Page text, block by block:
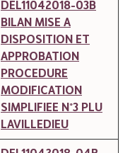
DEL11042018-03B
BILAN MISE A
DISPOSITION ET
APPROBATION
PROCEDURE
MODIFICATION
SIMPLIFIEE N°3 PLU
LAVILLEDIEU